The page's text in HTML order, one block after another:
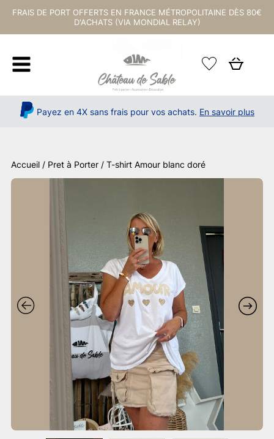
FRAIS DE PORT OFFERTS EN FRANCE MÉTROPOLITAINE DÈS 80€
D'ACHATS (VIA MONDIAL RELAY)
Payez en 4X sans frais pour vos achats. En savoir plus
Accueil / Pret à Porter / T-shirt Amour blanc doré